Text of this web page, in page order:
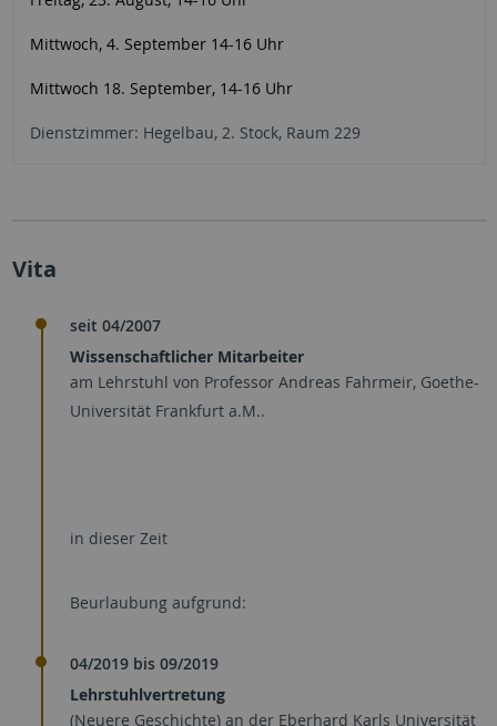
Mittwoch, 4. September 14-16 Uhr
Mittwoch 18. September, 14-16 Uhr
Dienstzimmer: Hegelbau, 2. Stock, Raum 229
Vita
seit 04/2007
Wissenschaftlicher Mitarbeiter
am Lehrstuhl von Professor Andreas Fahrmeir, Goethe-
Universität Frankfurt a.M..
in dieser Zeit
Beurlaubung aufgrund:
04/2019 bis 09/2019
Lehrstuhlvertretung
(Neuere Geschichte) an der Eberhard Karls Universität